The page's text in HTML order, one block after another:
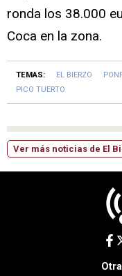
ronda los 38.000
Coca en la zona.
TEMAS: EL BIERZO
PICO TUERTO
Ver más noticias de El